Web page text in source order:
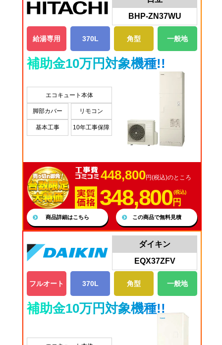
BHP-ZN37WU
給湯専用 370L 角型 一般地
補助金10万円対象機種!!
エコキュート本体
脚部カバー リモコン
基本工事 10年工事保障
448,800円(税込)のところ
348,800(税込)
円
商品詳細はこちら この商品で無料見積
ダイキン
EQX37ZFV
フルオート 370L 角型 一般地
補助金10万円対象機種!!